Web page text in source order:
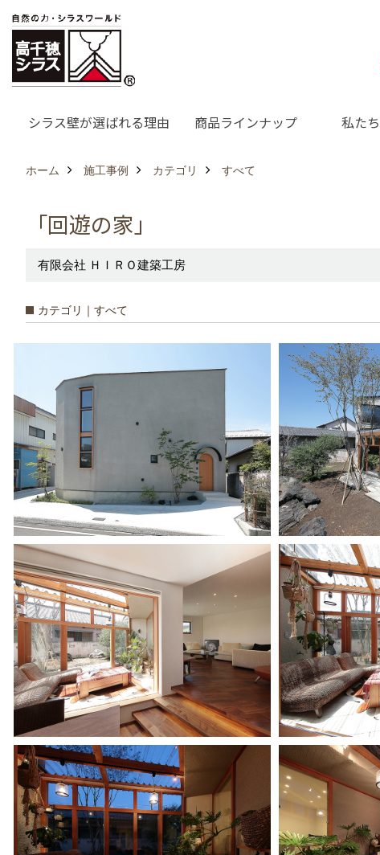
シラス壁が選ばれる理由 商品ラインナップ 私た
ホーム 施工事例 カテゴリ すべて
「回遊の家」
有限会社 ＨＩＲＯ建築工房
カテゴリ｜すべて